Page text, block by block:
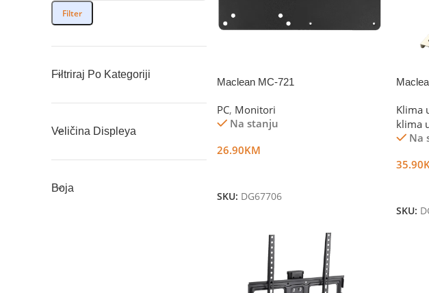
Filter
Filtriraj Po Kategoriji
Veličina Displeya
Boja
Maclean MC-721
PC, Monitori
Na stanju
26.90KM
SKU: DG67706
Klima
klima
Na
35.90
SKU: